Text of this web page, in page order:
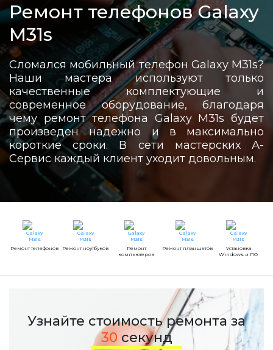
Ремонт телефонов Galaxy
M31s
Сломался мобильный телефон Galaxy M31s?
Наши мастера используют только
качественные комплектующие и
современное оборудование, благодаря
чему ремонт телефона Galaxy M31s будет
произведен надежно и в максимально
короткие сроки. В сети мастерских А-
Сервис каждый клиент уходит довольным.
Ремонт телефонов Ремонт ноутбуков
Ремонт
компьютеров
Ремонт планшетов
Установка
Windows и ПО
Узнайте стоимость ремонта за
30 секунд